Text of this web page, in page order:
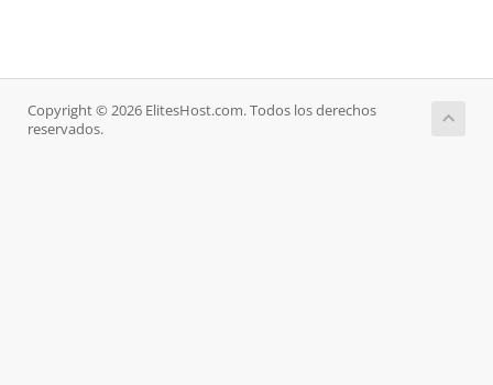
Copyright © 2026 ElitesHost.com. Todos los derechos
reservados.